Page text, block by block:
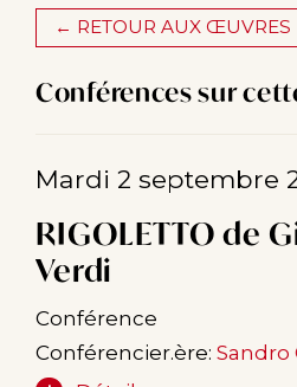
← RETOUR AUX ŒUVRES
Conférences sur
Mardi 2 septembre
RIGOLETTO de
Verdi
Conférence
Conférencier.ère: Sandro